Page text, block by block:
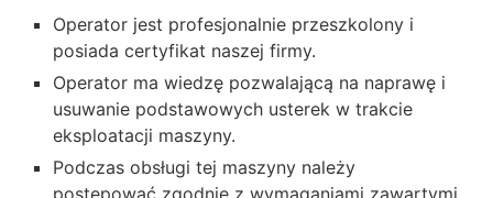
Operator jest profesjonalnie przeszkolony i
posiada certyfikat naszej firmy.
Operator ma wiedzę pozwalającą na naprawę i
usuwanie podstawowych usterek w trakcie
eksploatacji maszyny.
Podczas obsługi tej maszyny należy